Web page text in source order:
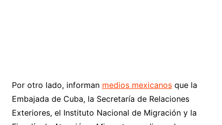
Por otro lado, informan medios mexicanosque la
Embajada de Cuba, la Secretaría de Relaciones
Exteriores, el Instituto Nacional de Migración y la